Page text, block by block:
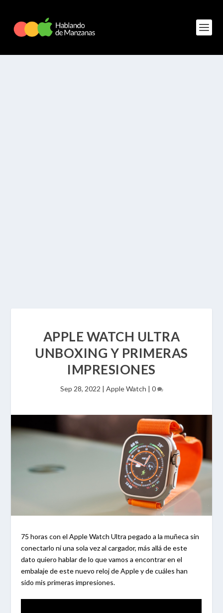
APPLE WATCH ULTRA
UNBOXING Y PRIMERAS
IMPRESIONES
Sep 28, 2022 | Apple Watch | 0
75 horas con el Apple Watch Ultra pegado a la muñeca sin
conectarlo ni una sola vez al cargador, más allá de este
dato quiero hablar de lo que vamos a encontrar en el
embalaje de este nuevo reloj de Apple y de cuáles han
sido mis primeras impresiones.